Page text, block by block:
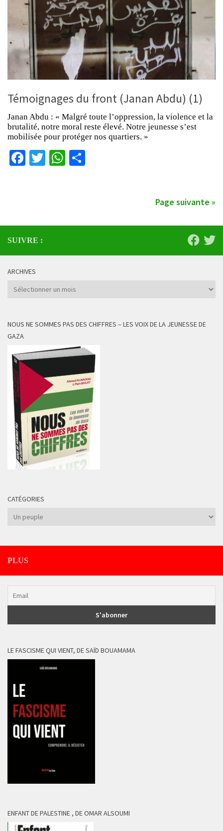
Témoignages du front (Janan Abdu) (1)
Janan Abdu : « Malgré toute l’oppression, la violence et la
brutalité, notre moral reste élevé. Notre jeunesse s’est
mobilisée pour protéger nos quartiers. »
Facebook
TwitterWhatsApp
Page suivante »
SUIVRE :
ARCHIVES
Archives
NOUS NE SOMMES PAS DES CHIFFRES – LES VOIX DE LA JEUNESSE DE
GAZA
CATÉGORIES
Catégories
PLUS
LE FASCISME QUI VIENT, DE SAÏD BOUAMAMA
ENFANT DE PALESTINE , DE OMAR ALSOUMI